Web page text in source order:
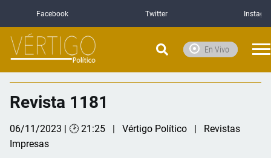
Facebook Twitter
En Vivo
Revista 1181
06/11/2023 | 🕑 21:25 Vértigo Político
Revistas
Impresas